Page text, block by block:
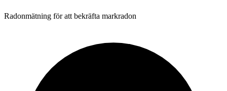
Radonmätning för att bekräfta markradon